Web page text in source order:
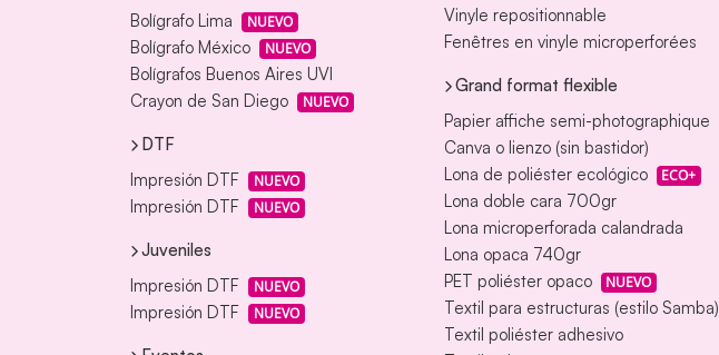
Bolígrafo Lima
NUEVO
Bolígrafo México NUEVO
Bolígrafos Buenos Aires UVI
Crayon de San Diego
NUEVO
DTF
Impresión DTF
NUEVO
Impresión DTF NUEVO
Juveniles
Impresión DTF
NUEVO
Impresión DTF NUEVO
Vinyle repositionnable
Fenêtres en vinyle microperforées
Grand format flexible
Papier affiche semi-photographique
Canva o lienzo (sin bastidor)
Lona de poliéster ecológico
ECO+
Lona doble cara 700gr
Lona microperforada calandrada
Lona opaca 740gr
PET poliéster opaco
NUEVO
Textil para estructuras (estilo Samba)
Textil poliéster adhesivo